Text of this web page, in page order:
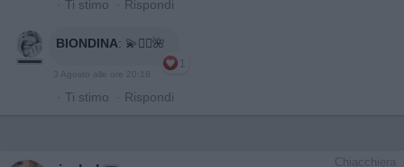
· Ti stimo · Rispondi
BIONDINA: 💫🙋‍♀️🌺
1
3 Agosto alle ore 20:18
· Ti stimo · Rispondi
Chiacchiera